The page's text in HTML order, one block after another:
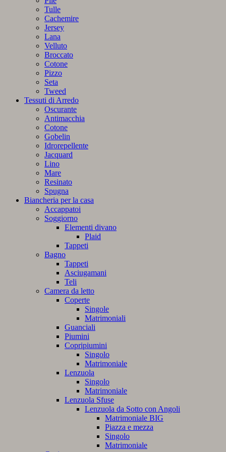
Tulle
Cachemire
Jersey
Lana
Velluto
Broccato
Cotone
Pizzo
Seta
Tweed
Tessuti di Arredo
Oscurante
Antimacchia
Cotone
Gobelin
Idrorepellente
Jacquard
Lino
Mare
Resinato
Spugna
Biancheria per la casa
Accappatoi
Soggiorno
Elementi divano
Plaid
Tappeti
Bagno
Tappeti
Asciugamani
Teli
Camera da letto
Coperte
Singole
Matrimoniali
Guanciali
Piumini
Copripiumini
Singolo
Matrimoniale
Lenzuola
Singolo
Matrimoniale
Lenzuola Sfuse
Lenzuola da Sotto con Angoli
Matrimoniale BIG
Piazza e mezza
Singolo
Matrimoniale